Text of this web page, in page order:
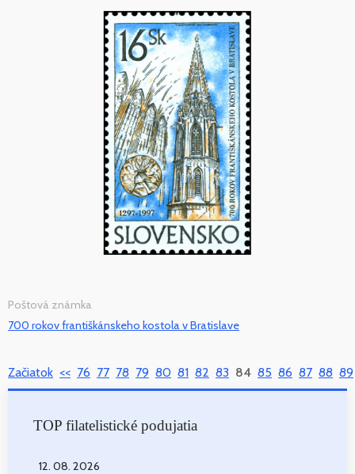
Poštová známka
700 rokov františkánskeho kostola v Bratislave
Začiatok << 76 77 78 79 80 81 82 83 84 85 86 87 88 89
TOP filatelistické podujatia
12. 08. 2026